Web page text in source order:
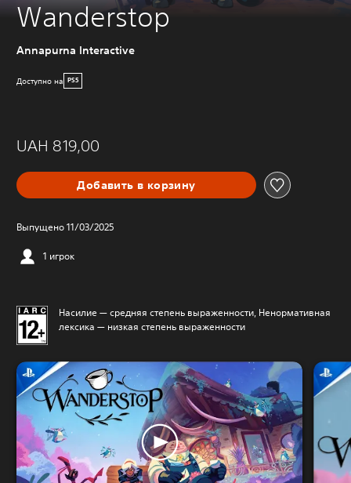
Wanderstop
Annapurna Interactive
Доступно на PS5
UAH 819,00
Добавить в корзину
Выпущено 11/03/2025
1 игрок
Насилие — средняя степень выраженности, Ненормативная
лексика — низкая степень выраженности